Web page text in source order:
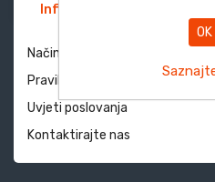
Informacije
Način dostave i povrati
Pravila privatnosti
Uvjeti poslovanja
Kontaktirajte nas
OK